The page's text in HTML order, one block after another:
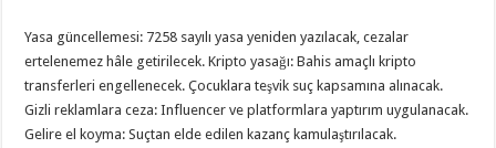
Yasa güncellemesi: 7258 sayılı yasa yeniden yazılacak, cezalar
ertelenemez hâle getirilecek. Kripto yasağı: Bahis amaçlı kripto
transferleri engellenecek. Çocuklara teşvik suç kapsamına alınacak.
Gizli reklamlara ceza: Influencer ve platformlara yaptırım uygulanacak.
Gelire el koyma: Suçtan elde edilen kazanç kamulaştırılacak.